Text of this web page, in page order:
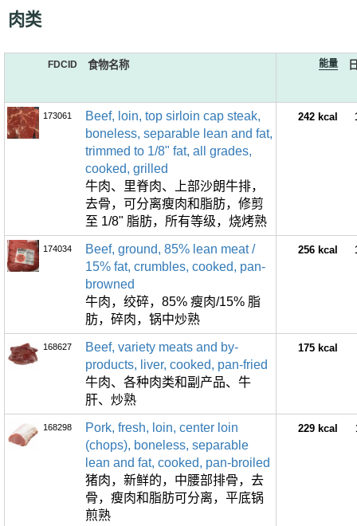
肉类
FDCID 食物名称 能量
173061
Beef, loin, top sirloin cap steak,
boneless, separable lean and fat,
trimmed to 1/8" fat, all grades,
cooked, grilled
牛肉、里脊肉、上部沙朗牛排，
去骨，可分离瘦肉和脂肪，修剪
至 1/8" 脂肪，所有等级，烧烤熟
242 kcal
174034
Beef, ground, 85% lean meat /
15% fat, crumbles, cooked, pan-
browned
牛肉，绞碎，85% 瘦肉/15% 脂
肪，碎肉，锅中炒熟
256 kcal
168627
Beef, variety meats and by-
products, liver, cooked, pan-fried
牛肉、各种肉类和副产品、牛
肝、炒熟
175 kcal
168298
Pork, fresh, loin, center loin
(chops), boneless, separable
lean and fat, cooked, pan-broiled
猪肉，新鲜的，中腰部排骨，去
骨，瘦肉和脂肪可分离，平底锅
煎熟
229 kcal